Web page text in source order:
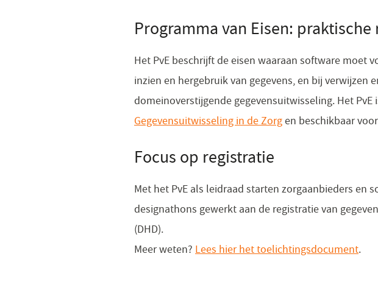
Programma van Eisen:
Het PvE beschrijft de eisen waaraan software moet
inzien en hergebruik van gegevens, en bij verwijzen
domeinoverstijgende gegevensuitwisseling. Het PvE
Gegevensuitwisseling in de Zorg(opent
en beschikbaar
Focus op registratie
Met het PvE als leidraad starten zorgaanbieders
designathons gewerkt aan de registratie van
(DHD).
Meer weten? Lees hier het toelichtingsdocument.